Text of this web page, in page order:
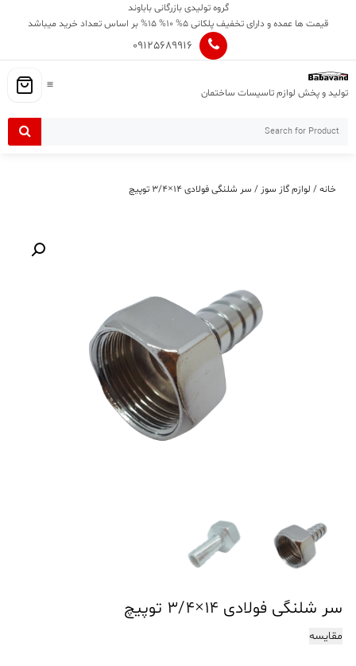
گروه تولیدی بازرگانی باباوند
قیمت ها عمده و دارای تخفیف پلکانی 5% 10% 15% بر اساس تعداد خرید میباشد
09125689916
تولید و پخش لوازم تاسیسات ساختمان
خانه/ لوازم گاز سوز / سر شلنگی فولادی ۱۴×۳/۴ توپیچ
سر شلنگی فولادی ۱۴×۳/۴ توپیچ
مقایسه